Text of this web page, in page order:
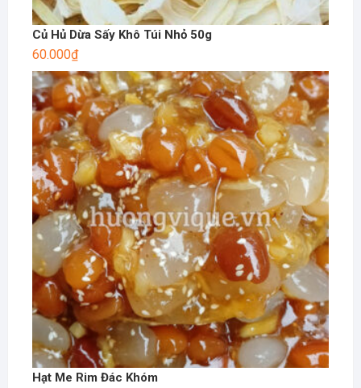
Củ Hủ Dừa Sấy Khô Túi Nhỏ 50g
60.000₫
Hạt Me Rim Đác Khóm